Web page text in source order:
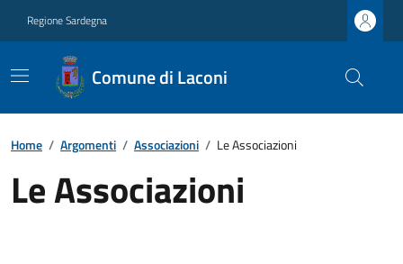
Regione Sardegna
Comune di Laconi
Home / Argomenti / Associazioni / Le Associazioni
Le Associazioni